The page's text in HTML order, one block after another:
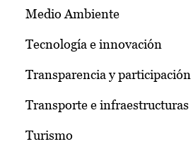
Medio Ambiente
Tecnología e innovación
Transparencia y participación
Transporte e infraestructuras
Turismo